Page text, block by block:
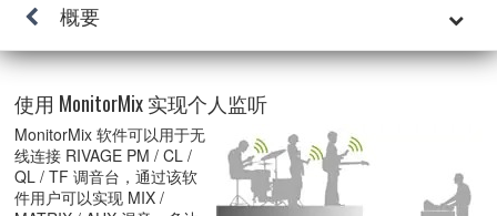
概要
使用 MonitorMix 实现个人监听
MonitorMix 软件可以用于无
线连接 RIVAGE PM / CL /
QL / TF 调音台，通过该软
件用户可以实现 MIX /